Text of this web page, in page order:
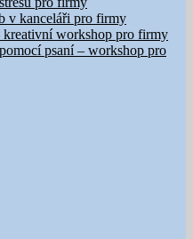
v kanceláři pro firmy
workshop pro firmy
psaní – workshop pro